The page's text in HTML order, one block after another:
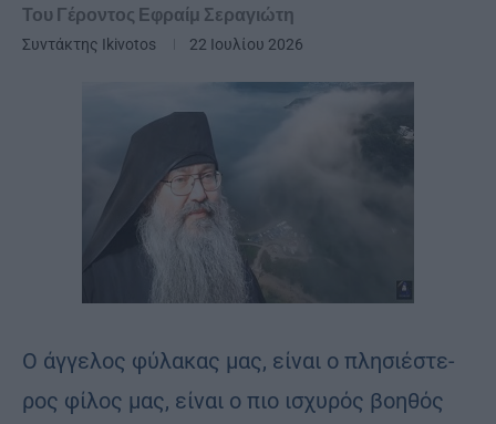
Του Γέροντος Εφραίμ Σεραγιώτη
Συντάκτης Ikivotos 22 Ιουλίου 2026
Ο άγ­γε­λος φύ­λα­κας μας, εί­ναι ο πλη­σιέ­στε­
ρος φί­λος μας, εί­ναι ο πιο ισχυ­ρός βο­η­θός